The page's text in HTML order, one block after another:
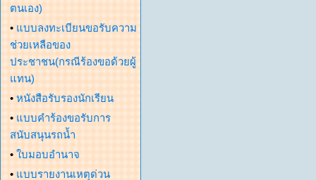
ตนเอง)
• แบบลงทะเบียนขอรับความ
ช่วยเหลือของ
ประชาชน(กรณีร้องขอด้วยผู้
แทน)
• หนังสือรับรองนักเรียน
• แบบคำร้องขอรับการ
สนับสนุนรถน้ำ
• ใบมอบอำนาจ
• แบบรายงานเหตุด่วน